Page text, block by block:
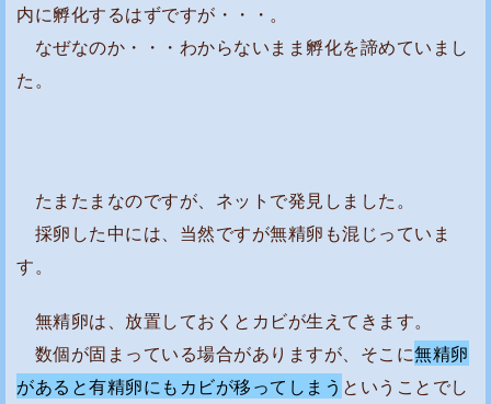
動
し
内に孵化するはずですが・・・。
なぜなのか・・・わからないまま孵化を諦めていまし
た。
たまたまなのですが、ネットで発見しました。
採卵した中には、当然ですが無精卵も混じっていま
す。
無精卵は、放置しておくとカビが生えてきます。
数個が固まっている場合がありますが、そこに無精卵
があると有精卵にもカビが移ってしまう ということでし